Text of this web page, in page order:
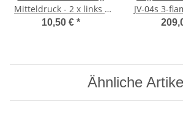
Mitteldruck - 2 x links -
1500 mm -
10,50 € *
JV-04s 3-
Ähnliche